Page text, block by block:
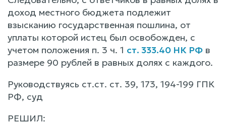
доход местного бюджета подлежит
взысканию государственная пошлина, от
уплаты которой истец был освобожден, с
учетом положения п. 3 ч. 1 ст. 333.40 НК РФ в
размере 90 рублей в равных долях с каждого.
Руководствуясь ст.ст. ст. 39, 173, 194-199 ГПК
РФ, суд
РЕШИЛ: